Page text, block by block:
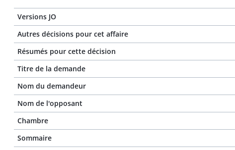
Versions JO
Autres décisions pour cet affaire
Résumés pour cette décision
Titre de la demande
Nom du demandeur
Nom de l'opposant
Chambre
Sommaire